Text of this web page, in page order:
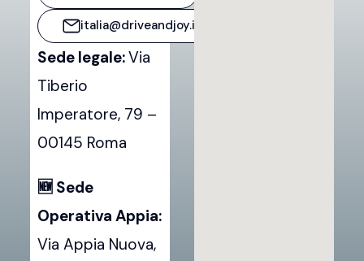
italia@driveandjoy.it
Sede legale:Via
Tiberio
Imperatore, 79 –
00145 Roma
🆕 Sede
Operativa Appia:
Via Appia Nuova,